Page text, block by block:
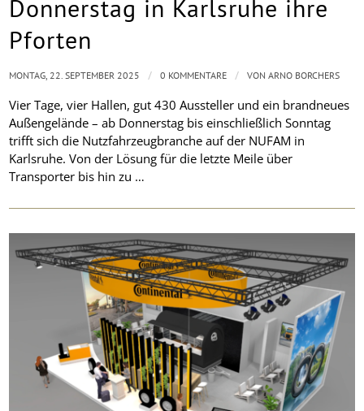
Donnerstag in Karlsruhe ihre
Pforten
Vier Tage, vier Hallen, gut 430 Aussteller und ein brandneues
Außengelände – ab Donnerstag bis einschließlich Sonntag
trifft sich die Nutzfahrzeugbranche auf der NUFAM in
Karlsruhe. Von der Lösung für die letzte Meile über
Transporter bis hin zu …
MONTAG, 22. SEPTEMBER 2025 / 0 KOMMENTARE / VONARNO BORCHERS